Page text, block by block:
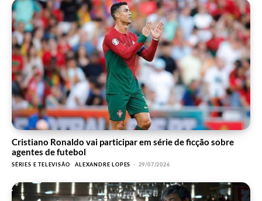
Cristiano Ronaldo vai participar em série de ficção sobre
agentes de futebol
SÉRIES E TELEVISÃO ALEXANDRE LOPES - 29/07/2026